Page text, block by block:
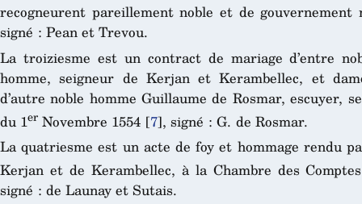
recogneurent pareillement noble et de
signé : Pean et Trevou.
La troiziesme est un contract de mariage d’entre
homme, seigneur de Kerjan et Kerambellec, et
d’autre noble homme Guillaume de Rosmar, escuyer,
du 1er Novembre 1554 [7], signé : G. de Rosmar.
La quatriesme est un acte de foy et hommage rendu
Kerjan et de Kerambellec, à la Chambre des
signé : de Launay et Sutais.